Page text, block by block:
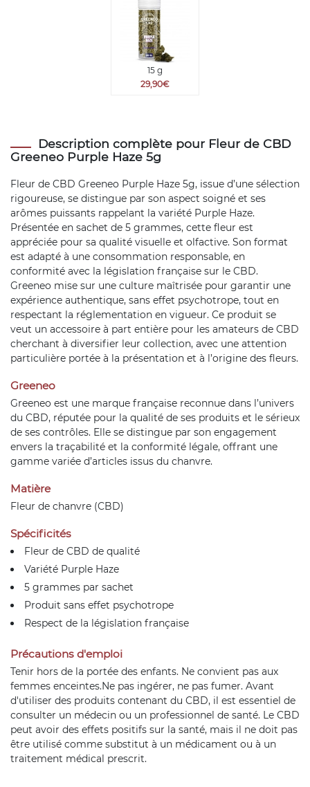
15 g
29,90€
Description complète pour Fleur de CBD
Greeneo Purple Haze 5g
Fleur de CBD Greeneo Purple Haze 5g, issue d’une sélection
rigoureuse, se distingue par son aspect soigné et ses
arômes puissants rappelant la variété Purple Haze.
Présentée en sachet de 5 grammes, cette fleur est
appréciée pour sa qualité visuelle et olfactive. Son format
est adapté à une consommation responsable, en
conformité avec la législation française sur le CBD.
Greeneo mise sur une culture maîtrisée pour garantir une
expérience authentique, sans effet psychotrope, tout en
respectant la réglementation en vigueur. Ce produit se
veut un accessoire à part entière pour les amateurs de CBD
cherchant à diversifier leur collection, avec une attention
particulière portée à la présentation et à l’origine des fleurs.
Greeneo
Greeneo est une marque française reconnue dans l’univers
du CBD, réputée pour la qualité de ses produits et le sérieux
de ses contrôles. Elle se distingue par son engagement
envers la traçabilité et la conformité légale, offrant une
gamme variée d’articles issus du chanvre.
Matière
Fleur de chanvre (CBD)
Spécificités
Fleur de CBD de qualité
Variété Purple Haze
5 grammes par sachet
Produit sans effet psychotrope
Respect de la législation française
Précautions d'emploi
Tenir hors de la portée des enfants. Ne convient pas aux
femmes enceintes.Ne pas ingérer, ne pas fumer. Avant
d'utiliser des produits contenant du CBD, il est essentiel de
consulter un médecin ou un professionnel de santé. Le CBD
peut avoir des effets positifs sur la santé, mais il ne doit pas
être utilisé comme substitut à un médicament ou à un
traitement médical prescrit.